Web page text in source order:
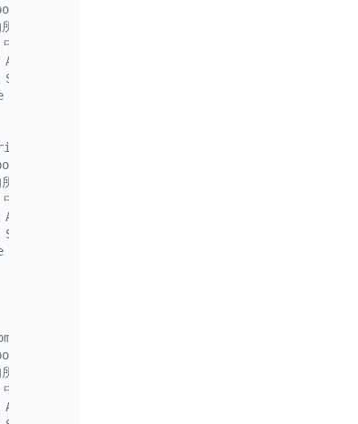
地址
有数据存储在这个 bucket 中
储数据的根目录
本地数据目录，和存算一体的配置方式相同
Node
地址
有数据存储在这个 bucket 中
储数据的根目录
本地数据目录，和存算一体的配置方式相同
Node
地址
有数据存储在这个 bucket 中
储数据的根目录